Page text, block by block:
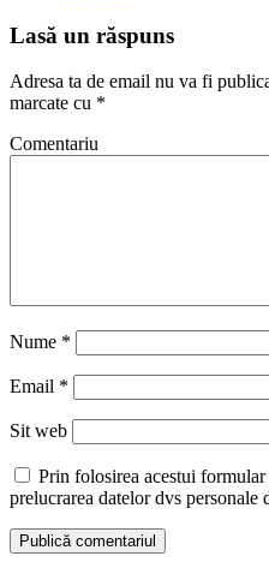
Lasă un răspuns
Adresa ta de email nu va fi
marcate cu *
Comentariu
Nume *
Email *
Sit web
Prin folosirea acestui
prelucrarea datelor dvs personale